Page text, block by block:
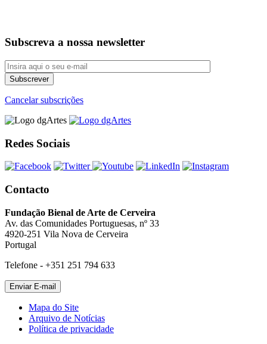
Subscreva a nossa newsletter
Cancelar subscrições
Redes Sociais
Contacto
Fundação Bienal de Arte de Cerveira
Av. das Comunidades Portuguesas, nº 33
4920-251 Vila Nova de Cerveira
Portugal
Telefone - +351 251 794 633
Mapa do Site
Arquivo de Notícias
Política de privacidade